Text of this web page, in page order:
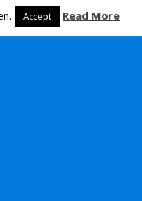
Accept Read More